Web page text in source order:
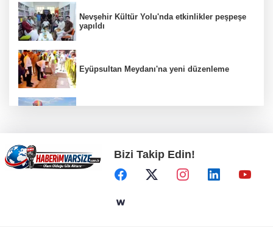
Nevşehir Kültür Yolu'nda etkinlikler peşpeşe
yapıldı
Eyüpsultan Meydanı'na yeni düzenleme
ATA Çiftliği Yoncaları Atatürk Parkı'na ulaştı
İstanbul Maltepe’de çocuklar kitapların renkli
Bizi Takip Edin!